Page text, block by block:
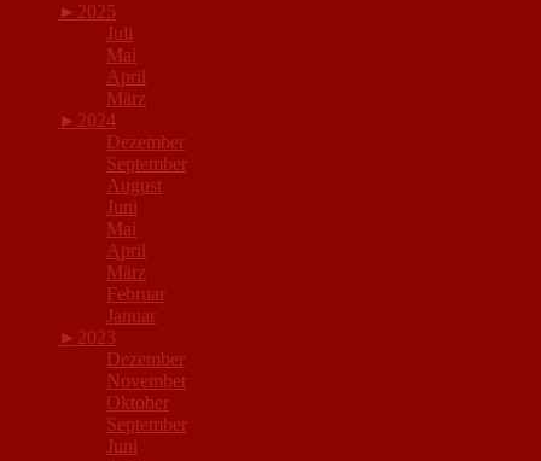
► 2025
Juli
Mai
April
März
► 2024
Dezember
September
August
Juni
Mai
April
März
Februar
Januar
► 2023
Dezember
November
Oktober
September
Juni